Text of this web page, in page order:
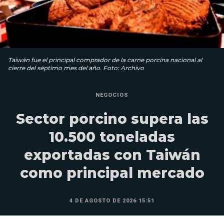
Taiwán fue el principal comprador de la carne porcina nacional al
cierre del séptimo mes del año. Foto: Archivo
NEGOCIOS
Sector porcino supera las
10.500 toneladas
exportadas con Taiwán
como principal mercado
4 DE AGOSTO DE 2026 15:51